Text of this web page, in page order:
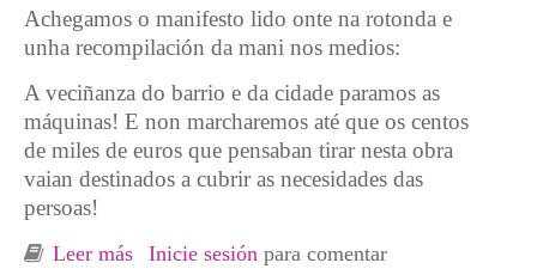
Achegamos o manifesto lido onte na rotonda e
unha recompilación da mani nos medios:
A veciñanza do barrio e da cidade paramos as
máquinas! E non marcharemos até que os centos
de miles de euros que pensaban tirar nesta obra
vaian destinados a cubrir as necesidades das
persoas!
Leer más sobre Los vecinxs salen a la calle en masa
Inicie sesión para comentar